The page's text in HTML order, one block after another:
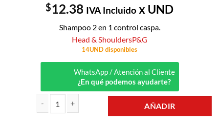
$12.38 IVA Incluido x UND
Shampoo 2 en 1 control caspa.
Head & ShouldersP&G
14UND disponibles
WhatsApp / Atención al Cliente
¿En qué podemos ayudarte?
SHAMPOO CONTROL CASPA 2 EN 1 375ML HEAD AND
AÑADIR